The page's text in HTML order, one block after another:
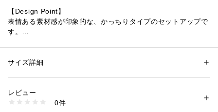
【Design Point】
表情ある素材感が印象的な、かっちりタイプのセットアップで
す。
女性らしいシルエットに拘り、ウエストはしっかりと細く、美
スッキリシャープ見えするスカートです。
性別：レディース
ベスト
テル100％
サイズ詳細
レビュー
0件